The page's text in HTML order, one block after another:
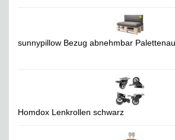
sunnypillow Bezug abnehmbar
Homdox Lenkrollen schwarz